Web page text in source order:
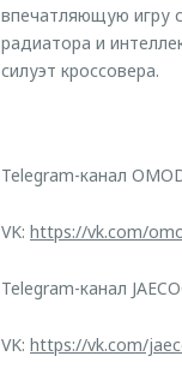
впечатляющую игру
радиатора и
силуэт кроссовера.
Telegram-канал
VK: https://vk.com/
Telegram-канал
VK: https://vk.com/